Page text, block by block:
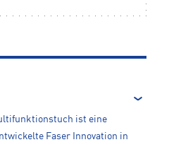
ist eine
Faser Innovation in